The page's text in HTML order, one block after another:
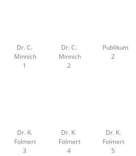
Dr. C.
Minnich
1
Dr. C.
Minnich
2
Publikum
2
Dr. K.
Folmert
3
Dr. K.
Folmert
4
Dr. K.
Folmert
5